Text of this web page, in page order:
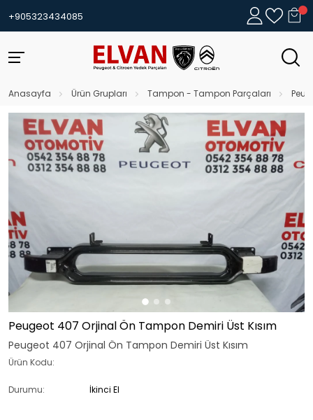
+905323434085
Anasayfa Ürün Grupları Tampon - Tampon Parçaları
Peugeot 407 Orjinal Ön Tampon Demiri Üst Kısım
Peugeot 407 Orjinal Ön Tampon Demiri Üst Kısım
Ürün Kodu:
Durumu: İkinci El